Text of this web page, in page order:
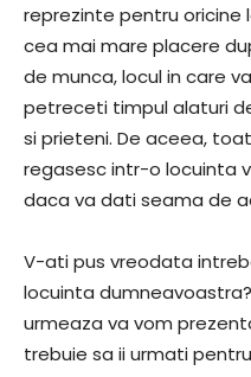
reprezinte pentru oricine
cea mai mare placere
de munca, locul in care
petreceti timpul alaturi
si prieteni. De aceea,
regasesc intr-o locuinta
daca va dati seama de
V-ati pus vreodata
locuinta
urmeaza va vom
trebuie sa ii urmati